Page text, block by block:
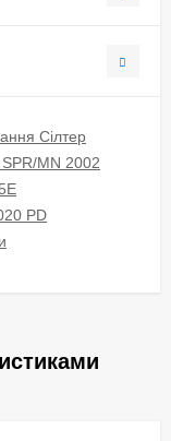
Сілтер
MN 2002
PD